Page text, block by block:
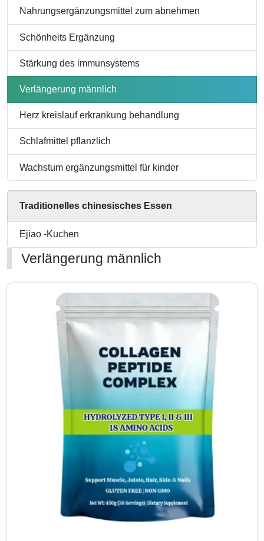
Nahrungsergänzungsmittel zum abnehmen
Schönheits Ergänzung
Stärkung des immunsystems
Verlängerung männlich
Herz kreislauf erkrankung behandlung
Schlafmittel pflanzlich
Wachstum ergänzungsmittel für kinder
Traditionelles chinesisches Essen
Ejiao -Kuchen
Verlängerung männlich